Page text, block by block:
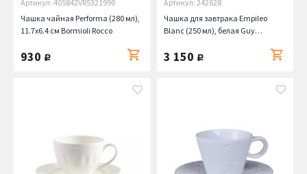
Артикул: 405842VR5321990
Чашка чайная Performa (280 мл),
11.7х6.4 см Bormioli Rocco
930 руб.
Артикул: 242628
Чашка для завтрака Empileo
Blanc (250 мл), белая Guy
3 150 руб.